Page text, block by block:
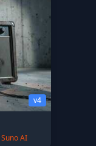
v4
Suno AI